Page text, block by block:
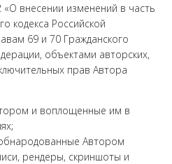
внесении изменений в часть
кодекса Российской
69 и 70 Гражданского
объектами авторских,
прав Автора
и воплощенные им в
Автором
рендеры, скриншоты и